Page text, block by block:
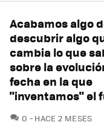
Acabamos algo
descubrir algo
cambia lo que
sobre la
fecha en la que
"inventamos" el
0 COMENTARIOS
HACE 2 MESES